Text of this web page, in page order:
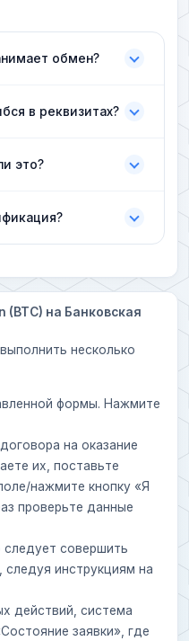
обмен?
в реквизитах?
это?
(BTC) на Банковская
несколько
формы. Нажмите
на оказание
их, поставьте
нажмите кнопку «Я
проверьте данные
следует совершить
инструкциям на
действий, система
заявки», где